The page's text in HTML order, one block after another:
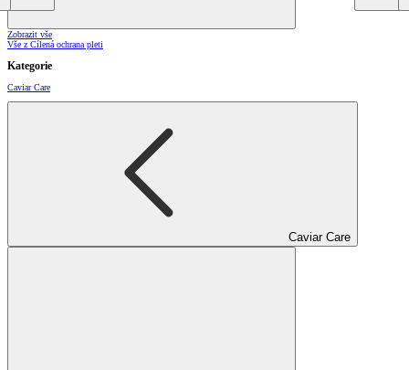
Zobrazit vše
Vše z Cílená ochrana pleti
Kategorie
Caviar Care
Caviar Care